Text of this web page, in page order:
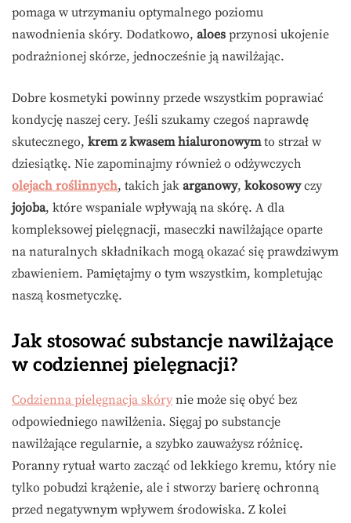
pomaga w utrzymaniu optymalnego poziomu
nawodnienia skóry. Dodatkowo, aloes przynosi ukojenie
podrażnionej skórze, jednocześnie ją nawilżając.
Dobre kosmetyki powinny przede wszystkim poprawiać
kondycję naszej cery. Jeśli szukamy czegoś naprawdę
skutecznego, krem z kwasem hialuronowymto strzał w
dziesiątkę. Nie zapominajmy również o odżywczych
olejach roślinnych, takich jak arganowy, kokosowyczy
jojoba, które wspaniale wpływają na skórę. A dla
kompleksowej pielęgnacji, maseczki nawilżające oparte
na naturalnych składnikach mogą okazać się prawdziwym
zbawieniem. Pamiętajmy o tym wszystkim, kompletując
naszą kosmetyczkę.
Jak stosować substancje nawilżające
w codziennej pielęgnacji?
Codzienna pielęgnacja skóry nie może się obyć bez
odpowiedniego nawilżenia. Sięgaj po substancje
nawilżające regularnie, a szybko zauważysz różnicę.
Poranny rytuał warto zacząć od lekkiego kremu, który nie
tylko pobudzi krążenie, ale i stworzy barierę ochronną
przed negatywnym wpływem środowiska. Z kolei